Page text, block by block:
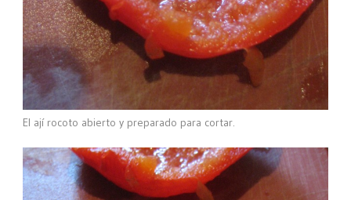
El ají rocoto abierto y preparado para cortar.